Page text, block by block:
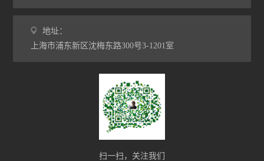
地址：
上海市浦东新区沈梅东路300号3-1201室
扫一扫，关注我们